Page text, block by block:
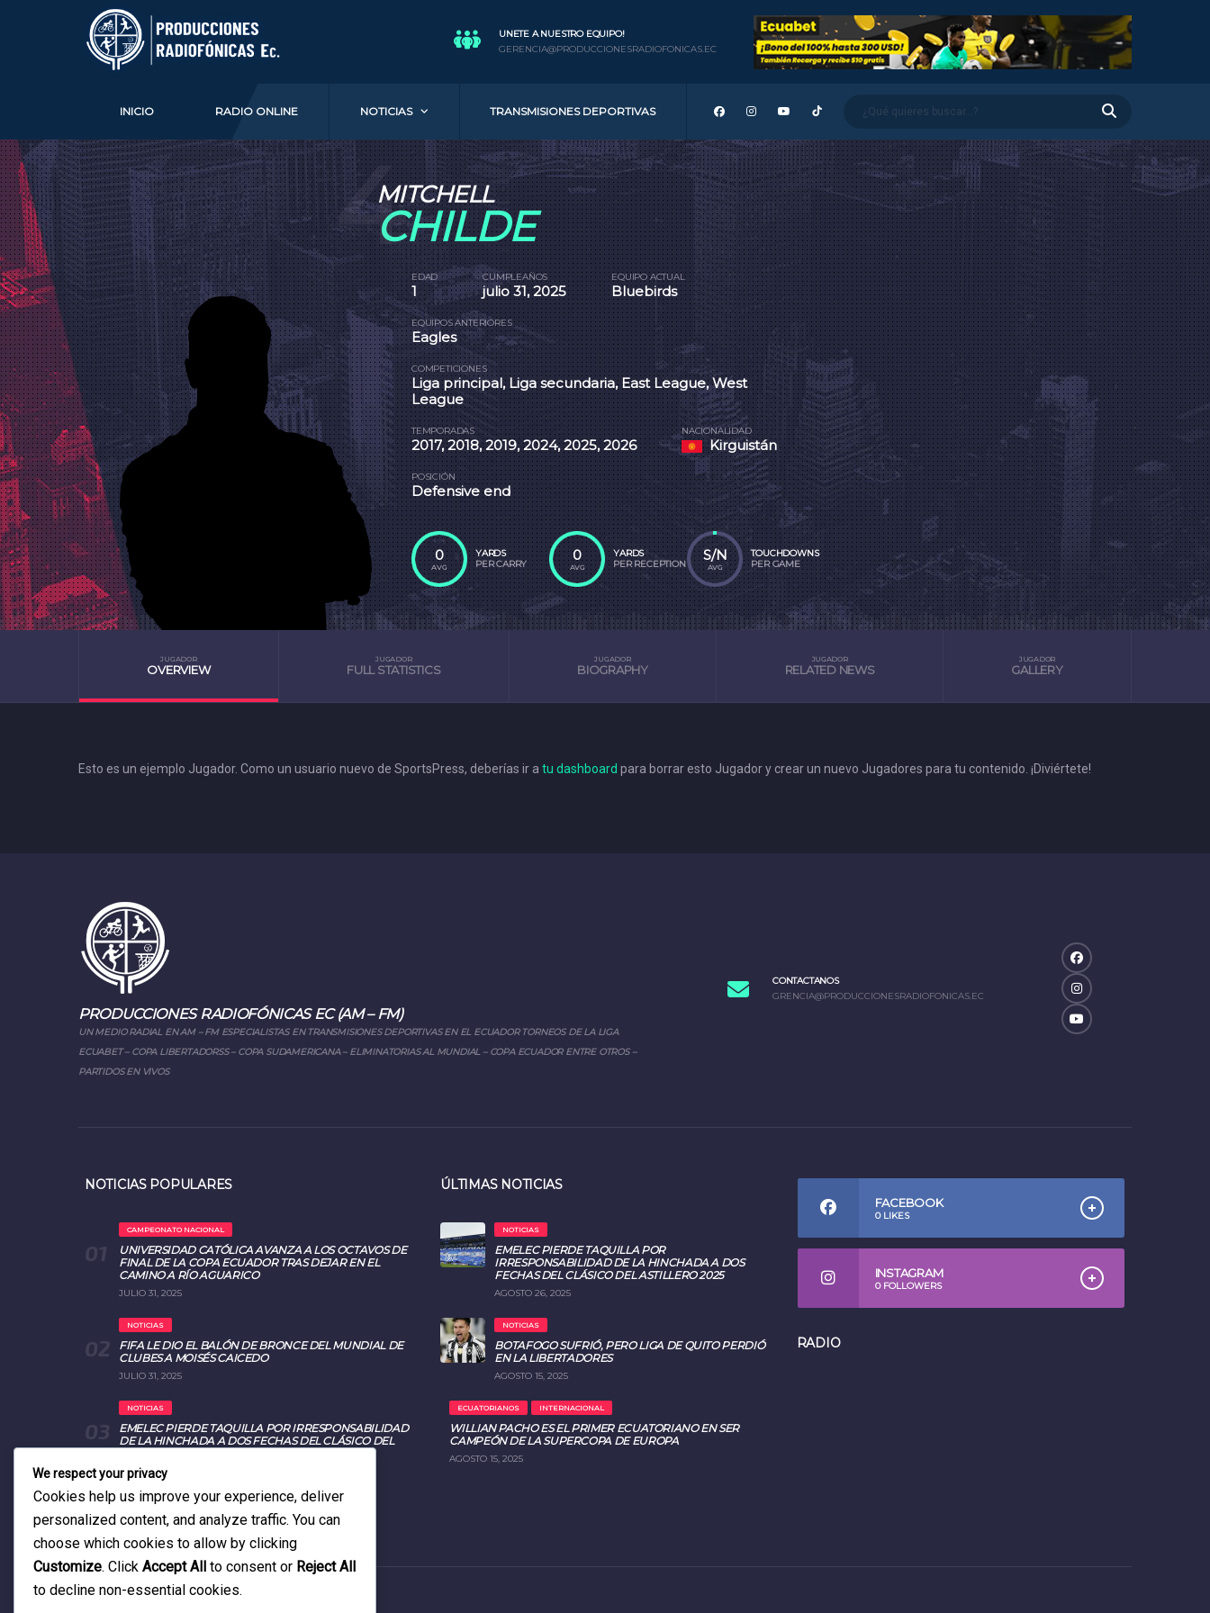
UNETE A NUESTRO EQUIPO!
GERENCIA@PRODUCCIONESRADIOFONICAS.EC
INICIO RADIO ONLINE NOTICIAS TRANSMISIONES DEPORTIVAS
4MITCHELL
CHILDE
EDAD
1
CUMPLEAÑOS
julio 31, 2025
EQUIPO ACTUAL
Bluebirds
EQUIPOS ANTERIORES
Eagles
COMPETICIONES
Liga principal, Liga secundaria, East League, West
League
TEMPORADAS
2017, 2018, 2019, 2024, 2025, 2026
NACIONALIDAD
Kirguistán
POSICIÓN
Defensive end
0
AVG
YARDS
PER CARRY
0
AVG
YARDS
PER RECEPTION
S/N
AVG
TOUCHDOWNS
PER GAME
JUGADOR
OVERVIEW
JUGADOR
FULL STATISTICS
JUGADOR
BIOGRAPHY
JUGADOR
RELATED NEWS
JUGADOR
GALLERY
Esto es un ejemplo Jugador. Como un usuario nuevo de SportsPress, deberías ir a tu dashboard para borrar esto Jugador y crear un nuevo Jugadores para tu contenido. ¡Diviértete!
PRODUCCIONES RADIOFÓNICAS EC (AM – FM)
UN MEDIO RADIAL EN AM – FM ESPECIALISTAS EN TRANSMISIONES DEPORTIVAS EN EL ECUADOR TORNEOS DE LA LIGA
ECUABET – COPA LIBERTADORSS – COPA SUDAMERICANA – ELIMINATORIAS AL MUNDIAL – COPA ECUADOR ENTRE OTROS –
PARTIDOS EN VIVOS
CONTACTANOS
GRENCIA@PRODUCCIONESRADIOFONICAS.EC
NOTICIAS POPULARES
CAMPEONATO NACIONAL
UNIVERSIDAD CATÓLICA AVANZA A LOS OCTAVOS DE
FINAL DE LA COPA ECUADOR TRAS DEJAR EN EL
CAMINO A RÍO AGUARICO
JULIO 31, 2025
NOTICIAS
FIFA LE DIO EL BALÓN DE BRONCE DEL MUNDIAL DE
CLUBES A MOISÉS CAICEDO
JULIO 31, 2025
NOTICIAS
EMELEC PIERDE TAQUILLA POR IRRESPONSABILIDAD
DE LA HINCHADA A DOS FECHAS DEL CLÁSICO DEL
AGOSTO 26, 2025
ÚLTIMAS NOTICIAS
NOTICIAS
EMELEC PIERDE TAQUILLA POR
IRRESPONSABILIDAD DE LA HINCHADA A DOS
FECHAS DEL CLÁSICO DEL ASTILLERO 2025
AGOSTO 26, 2025
NOTICIAS
BOTAFOGO SUFRIÓ, PERO LIGA DE QUITO PERDIÓ
EN LA LIBERTADORES
AGOSTO 15, 2025
ECUATORIANOS INTERNACIONAL
WILLIAN PACHO ES EL PRIMER ECUATORIANO EN SER
CAMPEÓN DE LA SUPERCOPA DE EUROPA
AGOSTO 15, 2025
FACEBOOK
0LIKES
INSTAGRAM
0FOLLOWERS
RADIO
We respect your privacy
Cookies help us improve your experience, deliver
personalized content, and analyze traffic. You can
choose which cookies to allow by clicking
Customize. Click Accept All to consent or Reject All
to decline non-essential cookies.